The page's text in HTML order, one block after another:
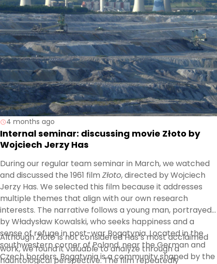
4 months ago
Internal seminar: discussing movie Złoto by
Wojciech Jerzy Has
During our regular team seminar in March, we watched
and discussed the 1961 film Złoto, directed by Wojciech
Jerzy Has. We selected this film because it addresses
multiple themes that align with our own research
interests. The narrative follows a young man, portrayed
by Władysław Kowalski, who seeks happiness and a
sense of refuge in post-war Bogatynia. Located in the
southwestern corner of Poland, near the German and
Czech borders, Bogatynia is a community shaped by the
AlthoughZłotois not considered Has’s most acclaimed
work, we found it valuable to analyze through a
hauntological perspective. The film repeatedly